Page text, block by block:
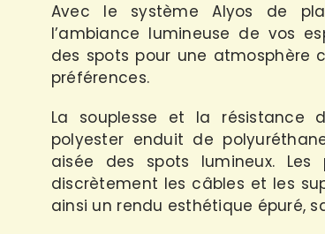
Avec le système Alyos de
l’ambiance lumineuse de vos
des spots pour une atmosphère
préférences.
La souplesse et la résistance
polyester enduit de
aisée des spots lumineux. Les
discrètement les câbles et les
ainsi un rendu esthétique épuré,